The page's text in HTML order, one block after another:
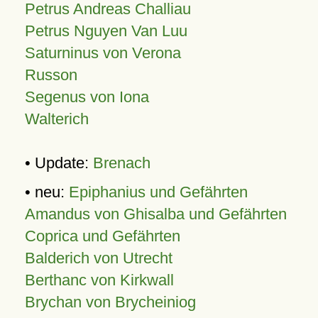
Petrus Andreas Challiau
Petrus Nguyen Van Luu
Saturninus von Verona
Russon
Segenus von Iona
Walterich
• Update: Brenach
• neu: Epiphanius und Gefährten
Amandus von Ghisalba und Gefährten
Coprica und Gefährten
Balderich von Utrecht
Berthanc von Kirkwall
Brychan von Brycheiniog